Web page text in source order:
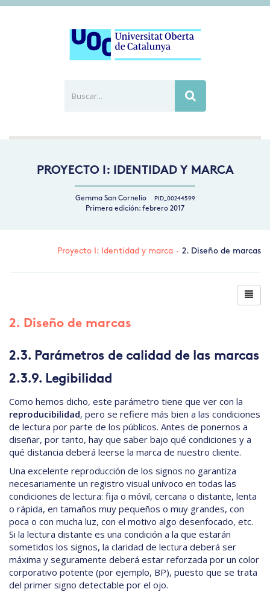
PROYECTO I: IDENTIDAD Y MARCA
Gemma San Cornelio PID_00244599
Primera edición: febrero 2017
Proyecto I: Identidad y marca · 2. Diseño de marcas
2. Diseño de marcas
2.3. Parámetros de calidad de las marcas
2.3.9. Legibilidad
Como hemos dicho, este parámetro tiene que ver con la
reproducibilidad, pero se refiere más bien a las condiciones
de lectura por parte de los públicos. Antes de ponernos a
diseñar, por tanto, hay que saber bajo qué condiciones y a
qué distancia deberá leerse la marca de nuestro cliente.
Una excelente reproducción de los signos no garantiza
necesariamente un registro visual unívoco en todas las
condiciones de lectura: fija o móvil, cercana o distante, lenta
o rápida, en tamaños muy pequeños o muy grandes, con
poca o con mucha luz, con el motivo algo desenfocado, etc.
Si la lectura distante es una condición a la que estarán
sometidos los signos, la claridad de lectura deberá ser
máxima y seguramente deberá estar reforzada por un color
corporativo potente (por ejemplo, BP), puesto que se trata
del primer signo detectable por el ojo.